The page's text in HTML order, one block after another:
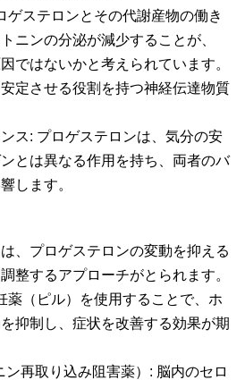
ゲステロンとその代謝産物の働き
ニンの分泌が減少することが、
ではないかと考えられています。
定させる役割を持つ神経伝達物質
ス: プロゲステロンは、気分の安
とは異なる作用を持ち、両者のバ
します。
、プロゲステロンの変動を抑える
整するアプローチがとられます。
薬（ピル）を使用することで、ホ
抑制し、症状を改善する効果が期
再取り込み阻害薬）: 脳内のセロ